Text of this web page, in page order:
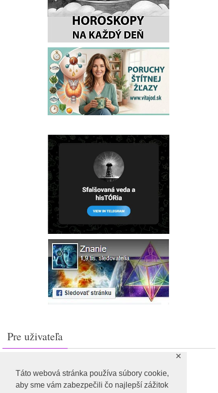
Táto webová stránka používa súbory cookie,
aby sme vám zabezpečili čo najlepší zážitok
✕
Pre uživateľa
Feed záznamov
RSS feed komentárov
WordPress.org